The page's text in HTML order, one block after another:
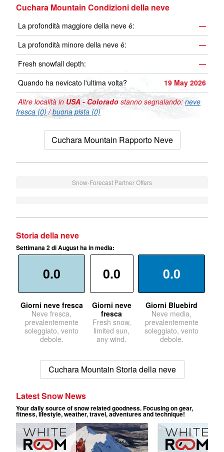
Cuchara Mountain Condizioni della neve
La profondità maggiore della neve é:
—
La profondità minore della neve é:
—
Fresh snowfall depth:
—
Quando ha nevicato l'ultima volta?
19 May 2026
Altre località in USA - Colorado stanno segnalando: neve
fresca (0)/buona pista (0)
Cuchara Mountain Rapporto Neve
Snow-Forecast Partner Offers
Storia della neve
Settimana 2 di August ha in media:
0.0
Giorni neve fresca
Neve fresca,
prevalentemente
soleggiato, vento
debole.
0.0
Giorni neve
fresca
Fresh snow,
limited sun,
any wind.
0.0
Giorni Bluebird
Neve media,
prevalentemente
soleggiato, vento
debole.
Cuchara Mountain Storia della neve